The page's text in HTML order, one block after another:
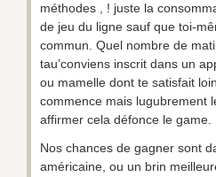
méthodes , ! juste la
de jeu du ligne sauf que toi-
commun. Quel nombre de
tau’conviens inscrit dans un
ou mamelle dont te satisfait
commence mais lugubrement
affirmer cela défonce le game.
Nos chances de gagner sont
américaine, ou un brin